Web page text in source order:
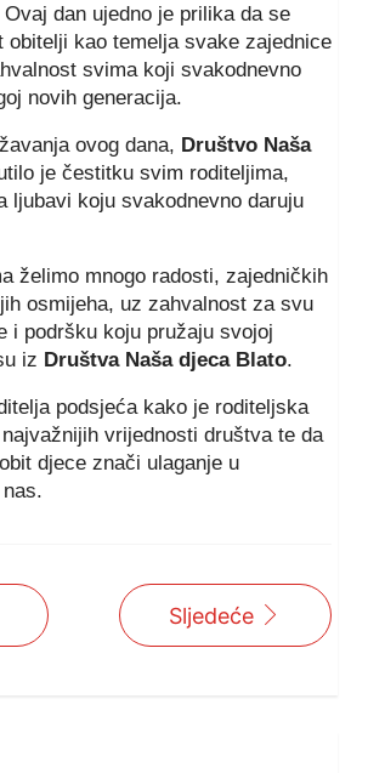
dan ujedno je prilika da se
obitelji kao temelja svake zajednice
svima koji svakodnevno
novih generacija.
ovog dana, Društvo Naša
je čestitku svim roditeljima,
ljubavi koju svakodnevno daruju
želimo mnogo radosti, zajedničkih
osmijeha, uz zahvalnost za svu
i podršku koju pružaju svojoj
iz Društva Naša djeca Blato.
podsjeća kako je roditeljska
vrijednosti društva te da
djece znači ulaganje u
Sljedeće